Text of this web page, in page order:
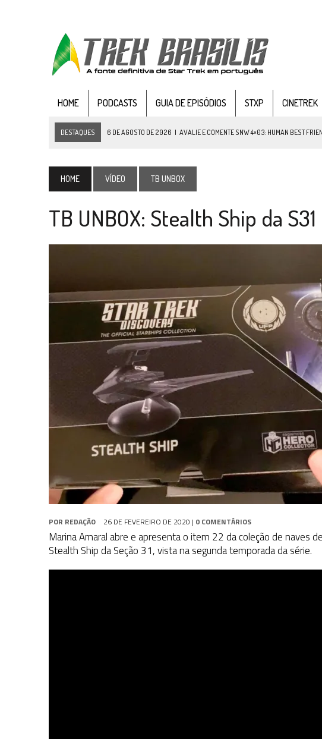
HOME PODCASTS GUIA DE EPISÓDIOS STXP CINETREK
DESTAQUES 6 DE AGOSTO DE 2026 | AVALIE E COMENTE SNW 4×03: HUMAN BEST
4 DE AGOSTO DE 2026
3 DE AGOSTO DE 2026 | VEJA FOTOS DO TERCEIRO EPISÓDIO DA 4ª TEMPORADA DE
3 DE AGOSTO DE 2026 PARAMOUNT E CBS DERRUBAM NOVO VÍDEO DO FILME DE FÃS
TB AO VIVO | STAR TREK: STRANGE NEW WORLDS – “THE GRIFFIN
31 DE JULHO DE 2026 | BOX DELUXE DO ANO 5 DACOLEÇÃO TREK BRASILIS JÁ
6 DE AGOSTO DE 2026 NOVA TEMPORADA DETHE CENTER SEAT, SÉRIE DOCUMENTAL DE
HOME VÍDEO TB UNBOX
TB UNBOX: Stealth Ship da
POR REDAÇÃO 26 DE FEVEREIRO DE 2020 | 0 COMENTÁRIOS
Marina Amaral abre e apresenta o item 22 da coleção de naves de
Stealth Ship da Seção 31, vista na segunda temporada da série.